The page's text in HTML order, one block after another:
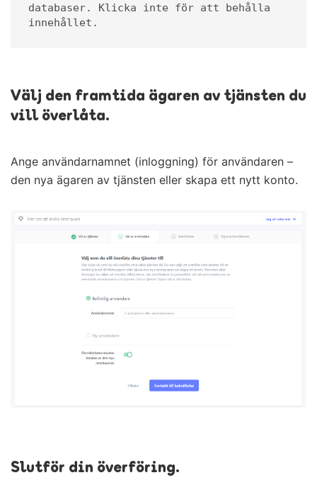
databaser. Klicka inte för att behålla
innehållet.
Välj den framtida ägaren av tjänsten du
vill överlåta.
Ange användarnamnet (inloggning) för användaren –
den nya ägaren av tjänsten eller skapa ett nytt konto.
Slutför din överföring.